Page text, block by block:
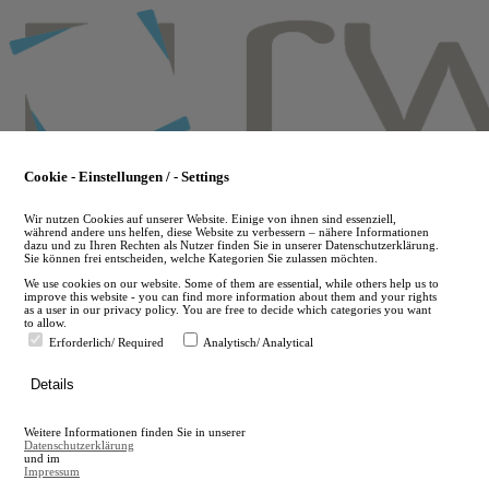
to
main
en
A
A
Cookie - Einstellungen / - Settings
Wir nutzen Cookies auf unserer Website. Einige von ihnen sind essenziell,
während andere uns helfen, diese Website zu verbessern – nähere Informationen
dazu und zu Ihren Rechten als Nutzer finden Sie in unserer Datenschutzerklärung.
Sie können frei entscheiden, welche Kategorien Sie zulassen möchten.
We use cookies on our website. Some of them are essential, while others help us to
improve this website - you can find more information about them and your rights
as a user in our privacy policy. You are free to decide which categories you want
to allow.
Erforderlich/ Required
Analytisch/ Analytical
Details
Weitere Informationen finden Sie in unserer
Datenschutzerklärung
und im
Impressum